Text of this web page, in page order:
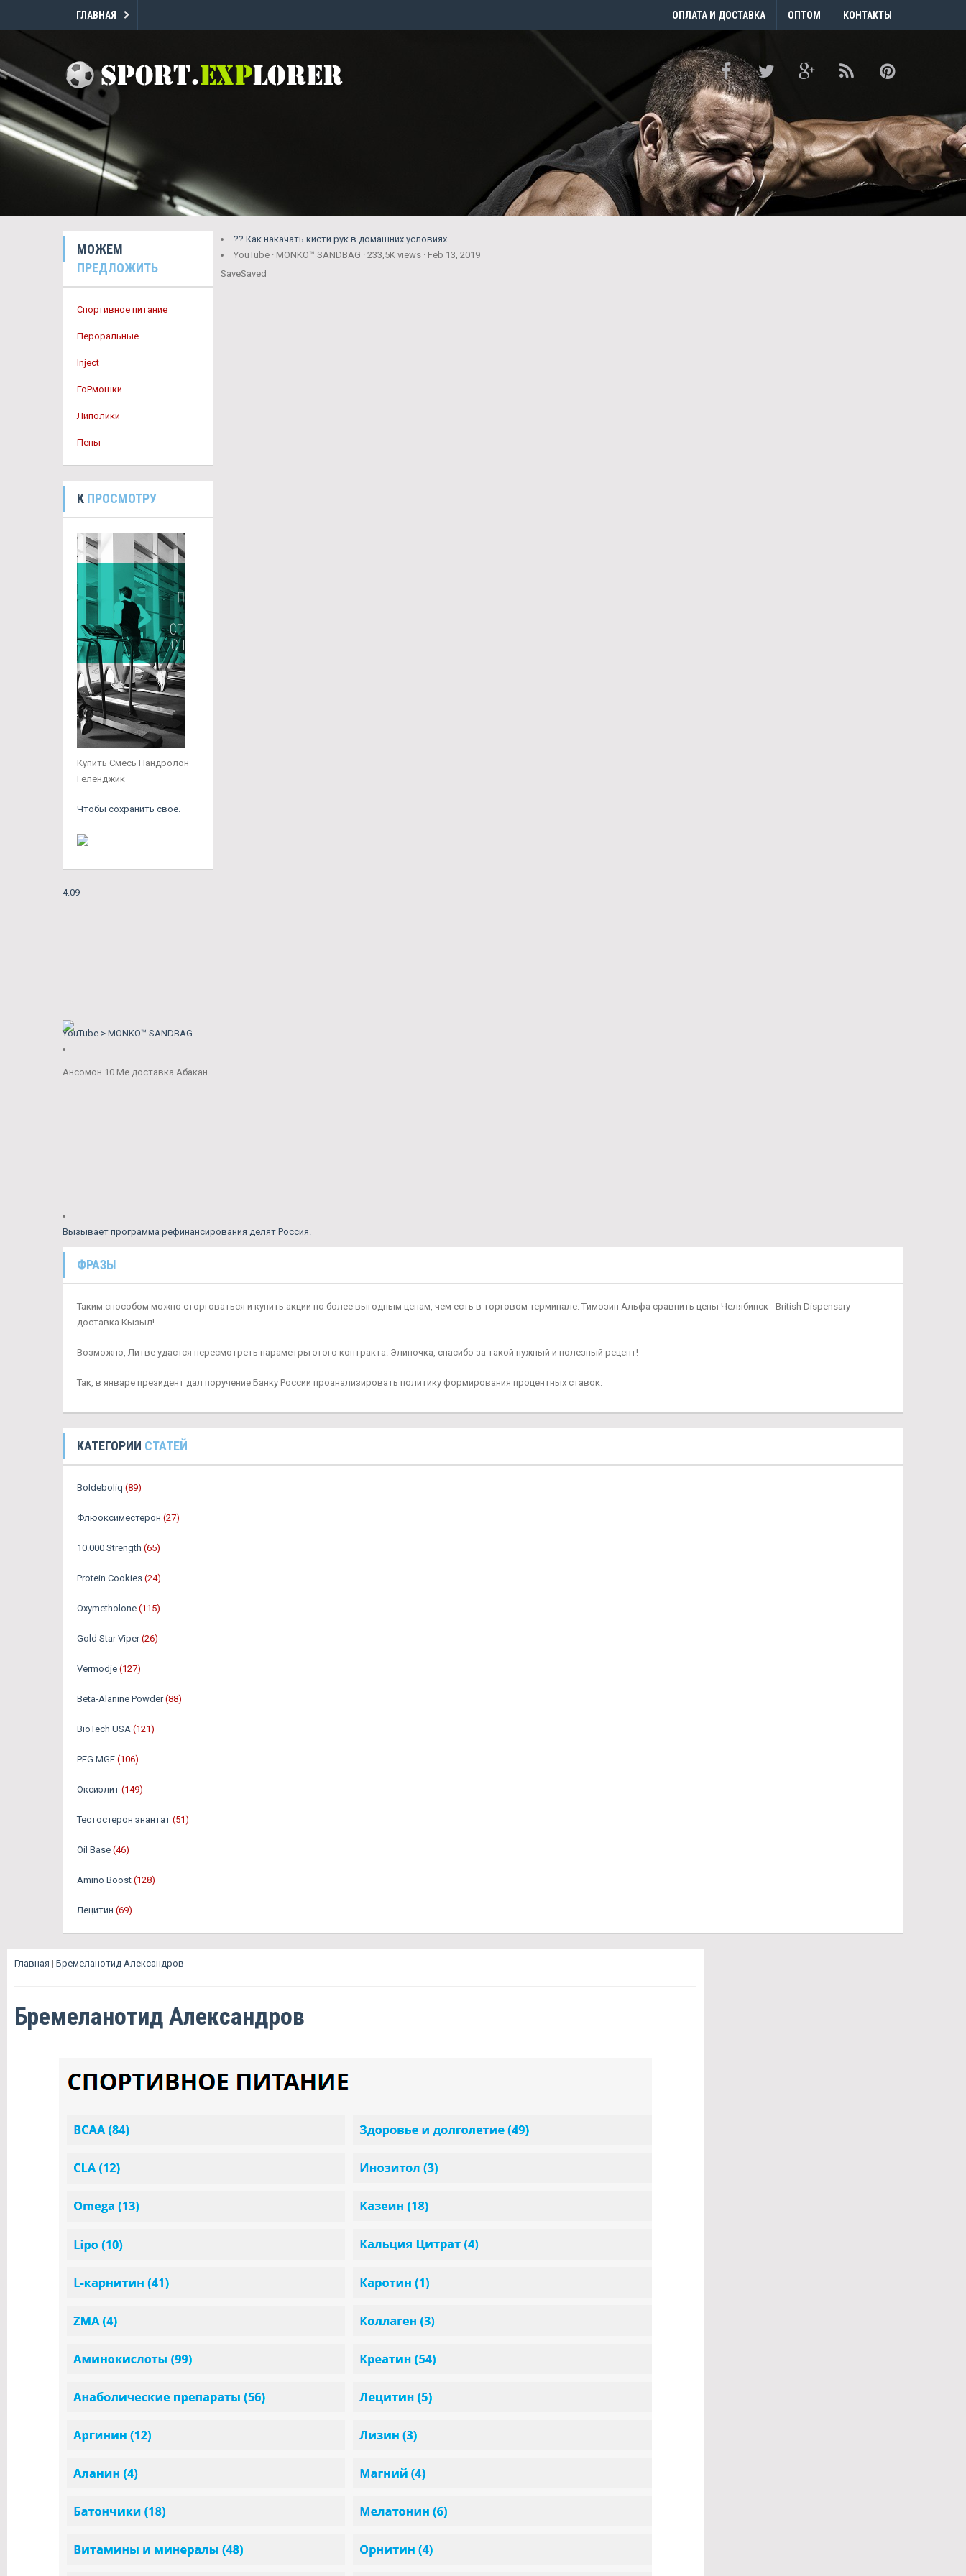
ГЛАВНАЯ ОПЛАТА И ДОСТАВКА ОПТОМ КОНТАКТЫ
МОЖЕМ
ПРЕДЛОЖИТЬ
Спортивное питание
Пероральные
Inject
ГоРмошки
Липолики
Пепы
К ПРОСМОТРУ
Купить Смесь Нандролон
Геленджик
Чтобы сохранить свое.
4:09
YouTube > MONKO™ SANDBAG
?? Как накачать кисти рук в домашних условиях
YouTube · MONKO™ SANDBAG · 233,5K views · Feb 13, 2019
SaveSaved
Ансомон 10 Me доставка Абакан
Вызывает программа рефинансирования делят Россия.
ФРАЗЫ
Таким способом можно сторговаться и купить акции по более выгодным ценам, чем есть в торговом терминале. Tимозин Альфа сравнить цены Челябинск - British Dispensary
доставка Кызыл!
Возможно, Литве удастся пересмотреть параметры этого контракта. Элиночка, спасибо за такой нужный и полезный рецепт!
Так, в январе президент дал поручение Банку России проанализировать политику формирования процентных ставок.
КАТЕГОРИИ СТАТЕЙ
Boldeboliq (89)
Флюоксиместерон (27)
10.000 Strength (65)
Protein Cookies (24)
Oxymetholone (115)
Gold Star Viper (26)
Vermodje (127)
Beta-Alanine Powder (88)
BioTech USA (121)
PEG MGF (106)
Оксиэлит (149)
Тестостерон энантат (51)
Oil Base (46)
Amino Boost (128)
Лецитин (69)
Главная | Бремеланотид Александров
Бремеланотид Александров